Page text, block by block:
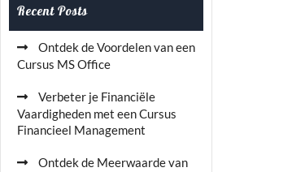
Recent Posts
Ontdek de Voordelen van een
Cursus MS Office
Verbeter je Financiële
Vaardigheden met een Cursus
Financieel Management
Ontdek de Meerwaarde van